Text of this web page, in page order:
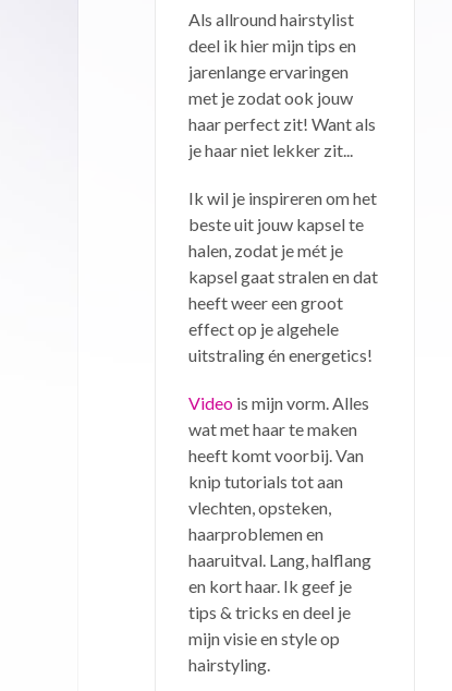
Als allround hairstylist
deel ik hier mijn tips en
jarenlange ervaringen
met je zodat ook jouw
haar perfect zit! Want als
je haar niet lekker zit...
Ik wil je inspireren om het
beste uit jouw kapsel te
halen, zodat je mét je
kapsel gaat stralen en dat
heeft weer een groot
effect op je algehele
uitstraling én energetics!
Video is mijn vorm. Alles
wat met haar te maken
heeft komt voorbij. Van
knip tutorials tot aan
vlechten, opsteken,
haarproblemen en
haaruitval. Lang, halflang
en kort haar. Ik geef je
tips & tricks en deel je
mijn visie en style op
hairstyling.